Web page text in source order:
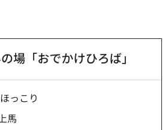
場「おでかけひろば」
っこり
馬